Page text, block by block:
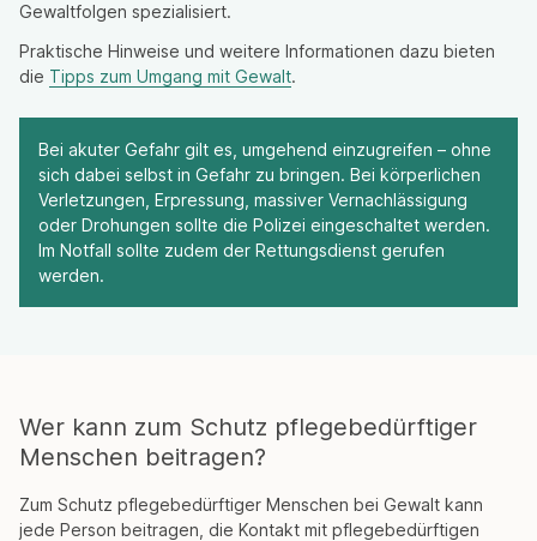
Gewaltfolgen spezialisiert.
Praktische Hinweise und weitere Informationen dazu bieten
die Tipps zum Umgang mit Gewalt.
Bei akuter Gefahr gilt es, umgehend einzugreifen – ohne
sich dabei selbst in Gefahr zu bringen. Bei körperlichen
Verletzungen, Erpressung, massiver Vernachlässigung
oder Drohungen sollte die Polizei eingeschaltet werden.
Im Notfall sollte zudem der Rettungsdienst gerufen
werden.
Wer kann zum Schutz pflegebedürftiger
Menschen beitragen?
Zum Schutz pflegebedürftiger Menschen bei Gewalt kann
jede Person beitragen, die Kontakt mit pflegebedürftigen